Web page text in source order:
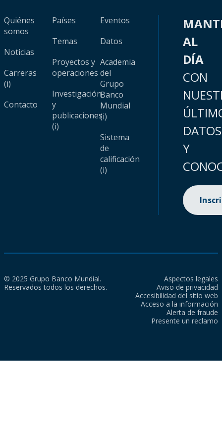
Quiénes
somos
Noticias
Carreras
(i)
Contacto
Países
Temas
Proyectos y
operaciones
Investigación
y
publicaciones
(i)
Eventos
Datos
Academia
del
Grupo
Banco
Mundial
(i)
Sistema
de
calificación
(i)
AL
DÍA
CON
DATOS
Y
© 2025 Grupo Banco Mundial.
Reservados todos los derechos.
Aspectos legales
Aviso de privacidad
Accesibilidad del sitio web
Acceso a la información
Alerta de fraude
Presente un reclamo